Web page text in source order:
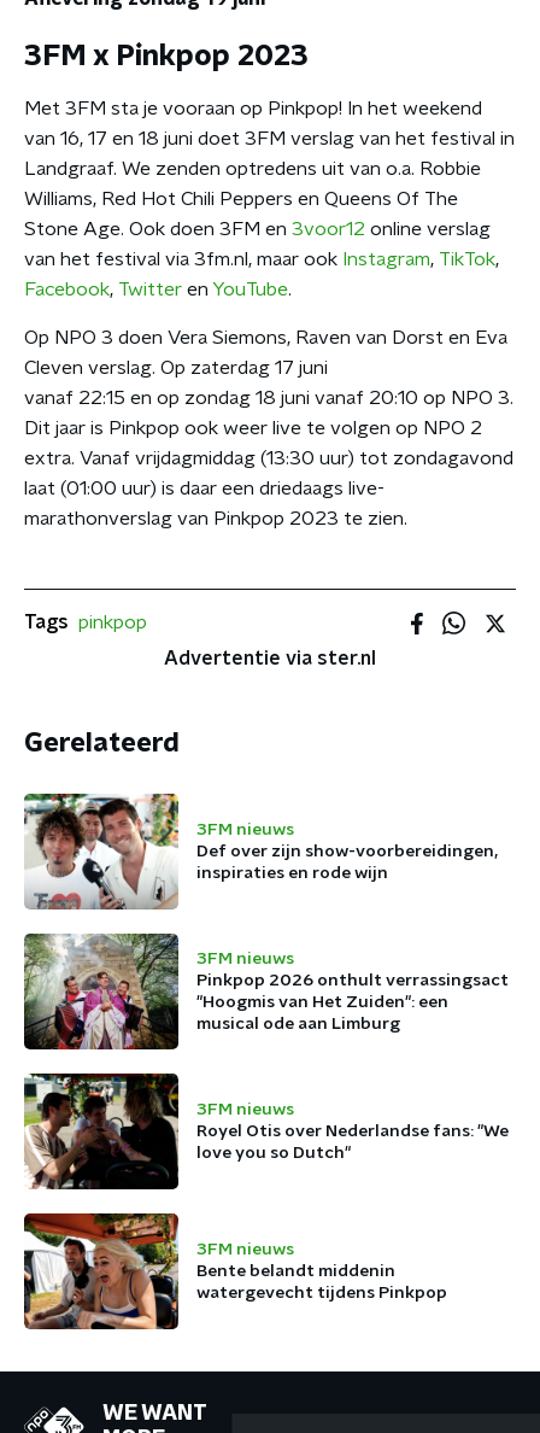
3FM x Pinkpop 2023
Met 3FM sta je vooraan op Pinkpop! In het weekend
van 16, 17 en 18 juni doet 3FM verslag van het festival in
Landgraaf. We zenden optredens uit van o.a. Robbie
Williams, Red Hot Chili Peppers en Queens Of The
Stone Age. Ook doen 3FM en 3voor12 online verslag
van het festival via 3fm.nl, maar ook Instagram, TikTok,
Facebook, Twitter en YouTube.
Op NPO 3 doen Vera Siemons, Raven van Dorst en Eva
Cleven verslag. Op zaterdag 17 juni
vanaf 22:15 en op zondag 18 juni vanaf 20:10 op NPO 3.
Dit jaar is Pinkpop ook weer live te volgen op NPO 2
extra. Vanaf vrijdagmiddag (13:30 uur) tot zondagavond
laat (01:00 uur) is daar een driedaags live-
marathonverslag van Pinkpop 2023 te zien.
Tags pinkpop
Advertentie via ster.nl
Gerelateerd
3FM nieuws
Def over zijn show-voorbereidingen,
inspiraties en rode wijn
3FM nieuws
Pinkpop 2026 onthult verrassingsact
"Hoogmis van Het Zuiden": een
musical ode aan Limburg
3FM nieuws
Royel Otis over Nederlandse fans: "We
love you so Dutch"
3FM nieuws
Bente belandt middenin
watergevecht tijdens Pinkpop
WE WANT